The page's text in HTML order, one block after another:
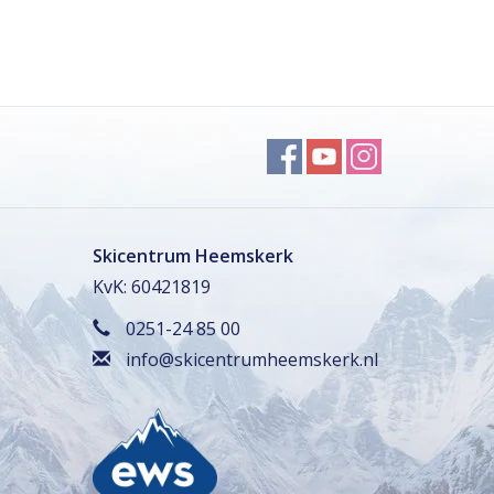
Skicentrum Heemskerk
KvK: 60421819
0251-24 85 00
info@skicentrumheemskerk.nl